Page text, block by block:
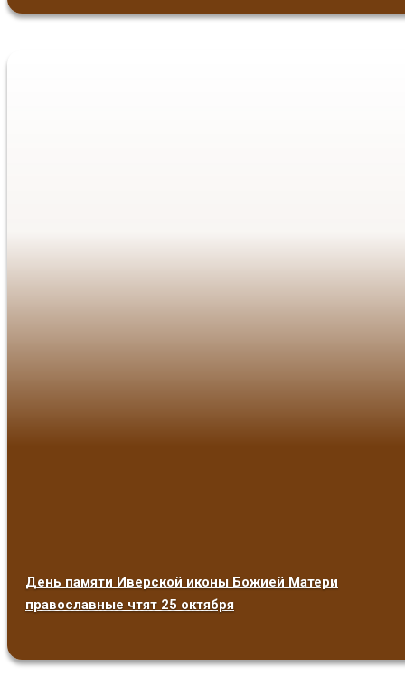
День памяти Иверской иконы Божией Матери
православные чтят 25 октября